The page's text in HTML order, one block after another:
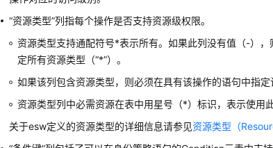
“资源类型”列指每个操作是否支持资源级权限。
资源类型支持通配符号*表示所有。如果此列没有值（-）
定所有资源类型（“*”）。
如果该列包含资源类型，则必须在具有该操作的语句中指定
资源类型列中必需资源在表中用星号（*）标识，表示使用
关于esw定义的资源类型的详细信息请参见资源类型（